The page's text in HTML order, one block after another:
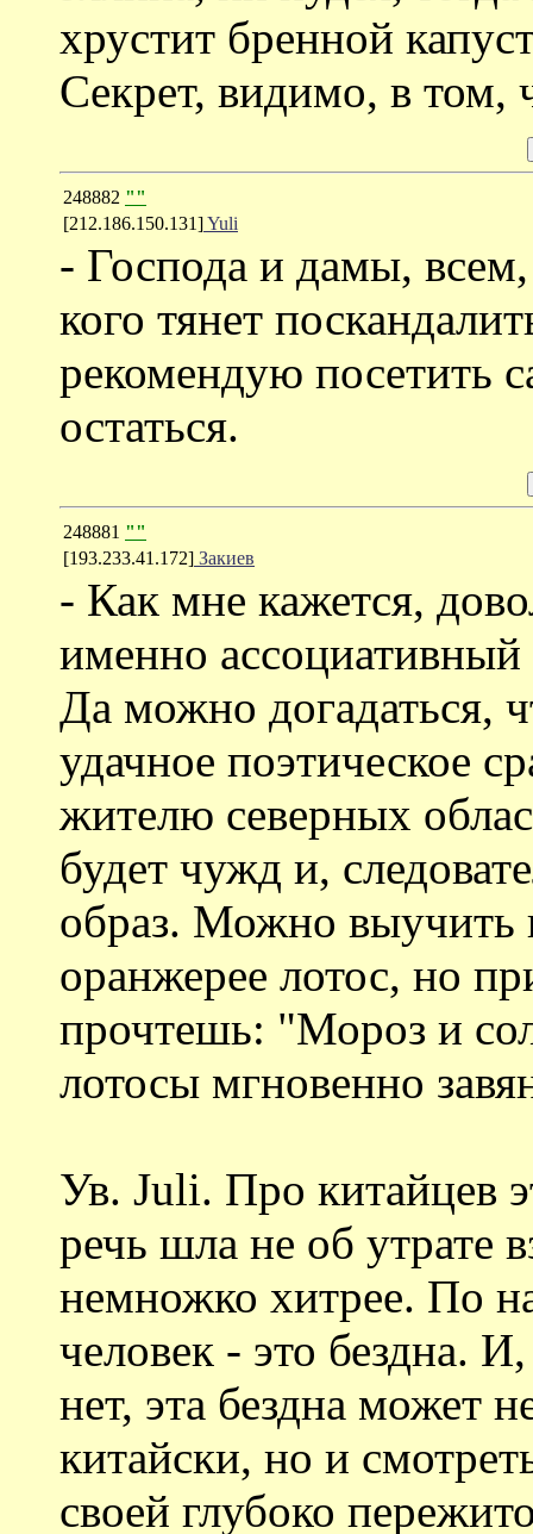
хрустит бренной
Секрет, видимо, в том,
248882 ""
[212.186.150.131]Yuli
- Господа и дамы,
кого тянет
рекомендую посетить
остаться.
248881 ""
[193.233.41.172] Закиев
- Как мне кажется,
именно
Да можно догадаться,
удачное поэтическое
жителю северных
будет чужд и,
образ. Можно выучить
оранжерее лотос, но
прочтешь: "Мороз и
лотосы мгновенно
Ув. Juli. Про китайцев
речь шла не об утрате
немножко хитрее. По
человек - это бездна.
нет, эта бездна может
китайски, но и
своей глубоко